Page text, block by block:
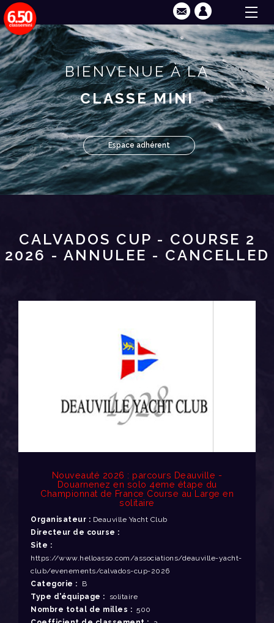
BIENVENUE À LA
CLASSE MINI
Espace adhérent
CALVADOS CUP - COURSE 2
2026 - ANNULEE - CANCELLED
Nouveauté 2026 : parcours Deauville -
Douarnenez en solo 4eme étape du
Championnat de France Course au Large en
solitaire
Organisateur : Deauville Yacht Club
Directeur de course :
Site :
https://www.helloasso.com/associations/deauville-yacht-
club/evenements/calvados-cup-2026
Categorie : B
Type d'équipage : solitaire
Nombre total de milles : 500